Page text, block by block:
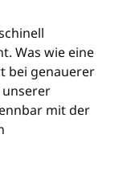
Was wie eine
bei genauerer
mit der